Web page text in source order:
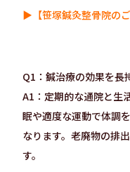
▶【笹塚鍼灸整骨院のご
Q1：鍼治療の効果を長
A1：定期的な通院と生
眠や適度な運動で体調
なります。老廃物の排
す。